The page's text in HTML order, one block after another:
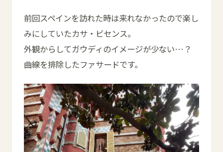
前回スペインを訪れた時は来れなかったので楽し
みにしていたカサ・ビセンス。
外観からしてガウディのイメージが少ない…？
曲線を排除したファサードです。